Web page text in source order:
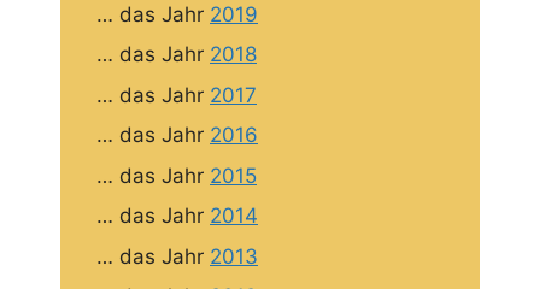
… das Jahr 2019
… das Jahr 2018
… das Jahr 2017
… das Jahr 2016
… das Jahr 2015
… das Jahr 2014
… das Jahr 2013